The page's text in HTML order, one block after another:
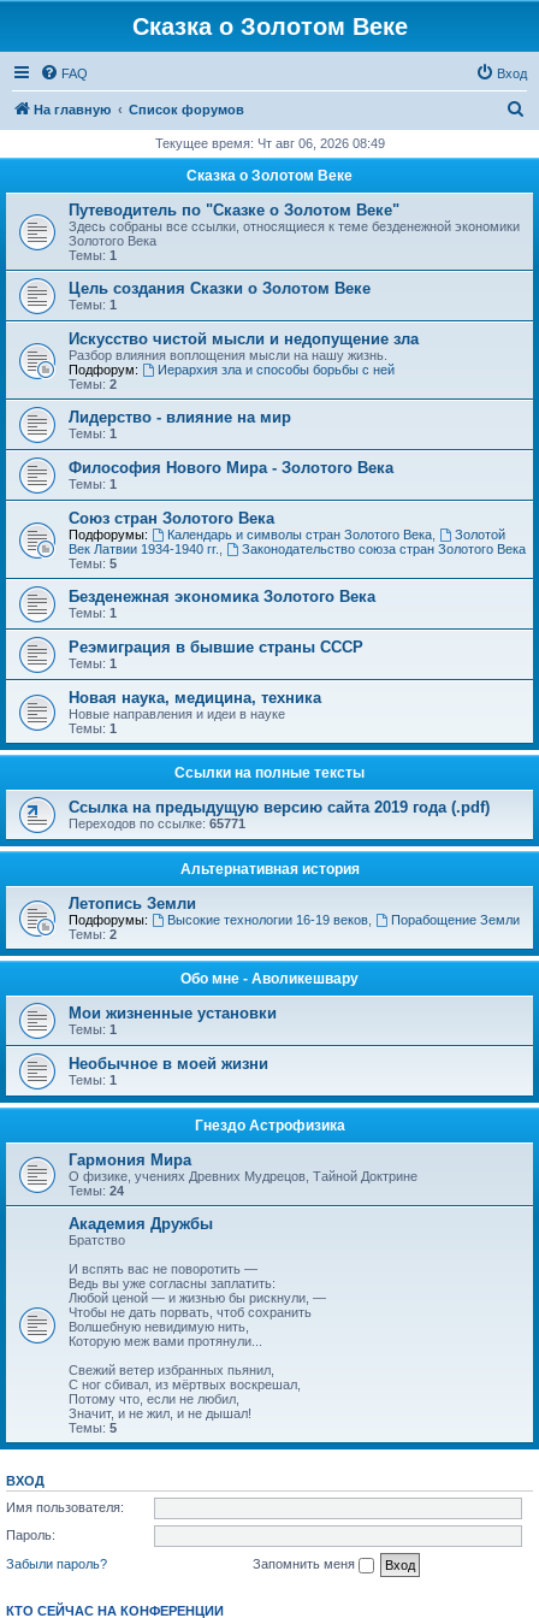
Сказка о Золотом Веке
FAQ Вход
На главную Список форумов
с
Текущее время: Чт авг 06, 2026 08:49
Сказка о Золотом Веке
Путеводитель по "Сказке о Золотом Веке"
Здесь собраны все ссылки, относящиеся к теме безденежной экономики
Золотого Века
Темы: 1
Цель создания Сказки о Золотом Веке
Темы: 1
Искусство чистой мысли и недопущение зла
Разбор влияния воплощения мысли на нашу жизнь.
Подфорум:
Иерархия зла и способы борьбы с ней
Темы: 2
Лидерство - влияние на мир
Темы: 1
Философия Нового Мира - Золотого Века
Темы: 1
Cоюз стран Золотого Века
Подфорумы: Календарь и символы стран Золотого Века,
Золотой
Век Латвии 1934-1940 гг.
Законодательство союза стран Золотого Века
Темы: 5
Безденежная экономика Золотого Века
Темы: 1
Реэмиграция в бывшие страны СССР
Темы: 1
Новая наука, медицина, техника
Новые направления и идеи в науке
Темы: 1
Ссылки на полные тексты
Ссылка на предыдущую версию сайта 2019 года (.pdf)
Переходов по ссылке: 65771
Альтернативная история
Летопись Земли
Подфорумы: Высокие технологии 16-19 веков,
Порабощение Земли
Темы: 2
Обо мне - Аволикешвару
Мои жизненные установки
Темы: 1
Необычное в моей жизни
Темы: 1
Гнездо Астрофизика
Гармония Мира
О физике, учениях Древних Мудрецов, Тайной Доктрине
Темы: 24
Академия Дружбы
Братство
И вспять вас не поворотить —
Ведь вы уже согласны заплатить:
Любой ценой — и жизнью бы рискнули, —
Чтобы не дать порвать, чтоб сохранить
Волшебную невидимую нить,
Которую меж вами протянули...
Свежий ветер избранных пьянил,
С ног сбивал, из мёртвых воскрешал,
Потому что, если не любил,
Значит, и не жил, и не дышал!
Темы: 5
ВХОД
Имя пользователя:
Пароль:
Забыли пароль?
Запомнить меня
КТО СЕЙЧАС НА КОНФЕРЕНЦИИ